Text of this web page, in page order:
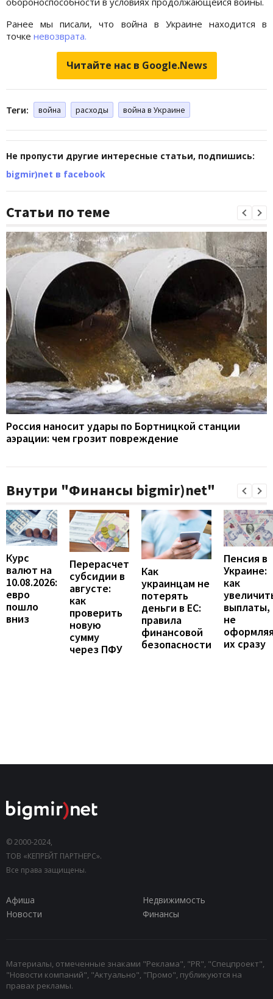
Ранее мы писали, что война в Украине находится в
точке невозврата.
Читайте нас в Google.News
Теги: война расходы война в Украине
Не пропусти другие интересные статьи, подпишись:
bigmir)net в facebook
Статьи по теме
Россия наносит удары по Бортницкой станции
аэрации: чем грозит повреждение
Внутри "Финансы bigmir)net"
Курс
валют на
10.08.2026:
евро
пошло
вниз
Перерасчет
субсидии в
августе:
как
проверить
новую
сумму
через ПФУ
Как
украинцам не
потерять
деньги в ЕС:
правила
финансовой
безопасности
Пенсия в
Украине:
как
выплаты,
не
их сразу
© 2000-2024,
ТОВ «КЕПРЕЙТ ПАРТНЕРС».
Все права защищены.
Афиша
Недвижимость
Новости
Финансы
Материалы, отмеченные знаками "Реклама", "PR", "Спецпроект",
"Новости компаний", "Актуально", "Промо", публикуются на
правах рекламы.